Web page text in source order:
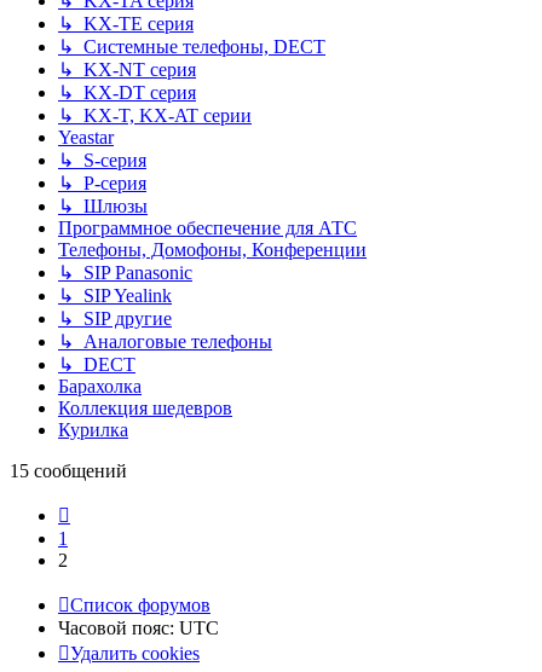
↳ KX-TE серия
↳ Системные телефоны, DECT
↳ KX-NT серия
↳ KX-DT серия
↳ KX-T, KX-AT серии
Yeastar
↳ S-серия
↳ P-серия
↳ Шлюзы
Программное обеспечение для АТС
Телефоны, Домофоны, Конференции
↳ SIP Panasonic
↳ SIP Yealink
↳ SIP другие
↳ Аналоговые телефоны
↳ DECT
Барахолка
Коллекция шедевров
Курилка
15 сообщений
1
2
Список форумов
Часовой пояс: UTC
Удалить cookies